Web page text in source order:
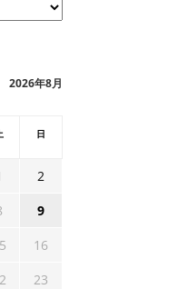
2026年8月
日
2
9
16
23